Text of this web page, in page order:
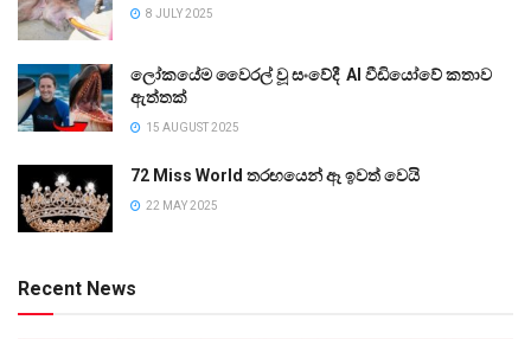
8 JULY 2025
ලෝකයේම වෛරල් වූ සංවේදී AI වීඩියෝවේ කතාව
ඇත්තක්
15 AUGUST 2025
72 Miss World තරඟයෙන් ඈ ඉවත් වෙයි
22 MAY 2025
Recent News